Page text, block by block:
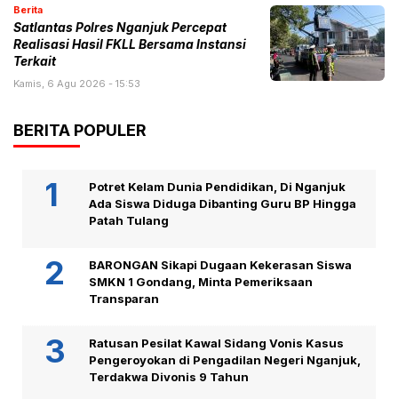
Berita
Satlantas Polres Nganjuk Percepat
Realisasi Hasil FKLL Bersama Instansi
Terkait
Kamis, 6 Agu 2026 - 15:53
BERITA POPULER
Potret Kelam Dunia Pendidikan, Di Nganjuk
Ada Siswa Diduga Dibanting Guru BP Hingga
Patah Tulang
BARONGAN Sikapi Dugaan Kekerasan Siswa
SMKN 1 Gondang, Minta Pemeriksaan
Transparan
Ratusan Pesilat Kawal Sidang Vonis Kasus
Pengeroyokan di Pengadilan Negeri Nganjuk,
Terdakwa Divonis 9 Tahun